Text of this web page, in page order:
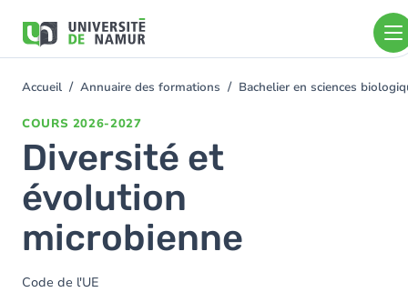
contenu
You
Accueil Annuaire des formations Bachelier en sciences
COURS 2026-2027
Diversité et
évolution
microbienne
Code de l'UE